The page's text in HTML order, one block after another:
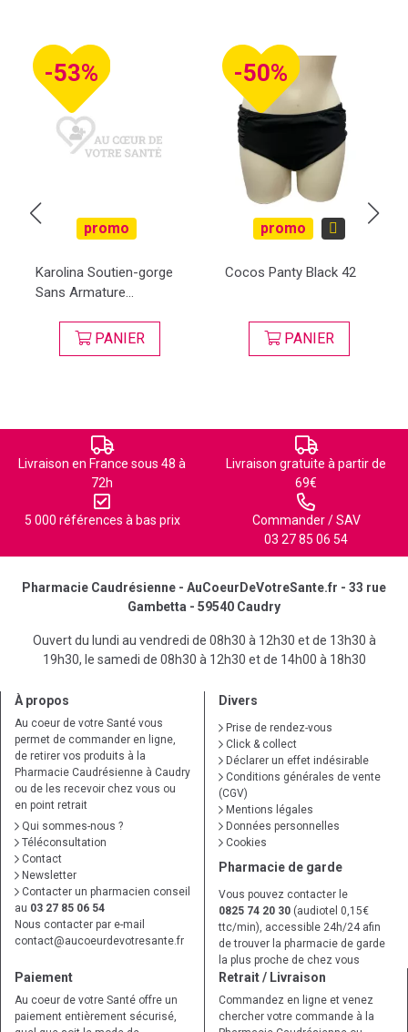
-53%
promo
Karolina Soutien-gorge
Sans Armature...
PANIER
-50%
promo
Cocos Panty Black 42
PANIER
Livraison en France sous 48 à
72h
Livraison gratuite à partir de
69€
5 000 références à bas prix
Commander / SAV
03 27 85 06 54
Pharmacie Caudrésienne - AuCoeurDeVotreSante.fr - 33 rue
Gambetta - 59540 Caudry
Ouvert du lundi au vendredi de 08h30 à 12h30 et de 13h30 à
19h30, le samedi de 08h30 à 12h30 et de 14h00 à 18h30
À propos
Au coeur de votre Santé vous
permet de commander en ligne,
de retirer vos produits à la
Pharmacie Caudrésienne à Caudry
ou de les recevoir chez vous ou
en point retrait
Qui sommes-nous ?
Téléconsultation
Contact
Newsletter
Contacter un pharmacien conseil
au 03 27 85 06 54
Nous contacter par e-mail
contact@aucoeurdevotresante.fr
Divers
Prise de rendez-vous
Click & collect
Déclarer un effet indésirable
Conditions générales de vente
(CGV)
Mentions légales
Données personnelles
Cookies
Pharmacie de garde
Vous pouvez contacter le
0825 74 20 30 (audiotel 0,15€
ttc/min), accessible 24h/24 afin
de trouver la pharmacie de garde
la plus proche de chez vous
Paiement
Au coeur de votre Santé offre un
paiement entièrement sécurisé,
Retrait / Livraison
Commandez en ligne et venez
chercher votre commande à la